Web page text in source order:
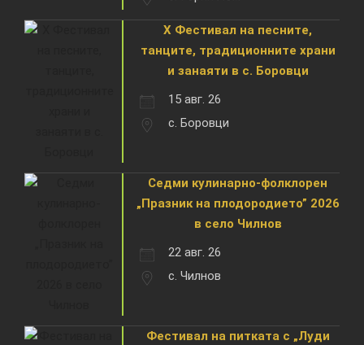
X Фестивал на песните,
танците, традиционните храни
и занаяти в с. Боровци
15 авг. 26
с. Боровци
Седми кулинарно-фолклорен
„Празник на плодородието” 2026
в село Чилнов
22 авг. 26
с. Чилнов
Фестивал на питката с „Луди